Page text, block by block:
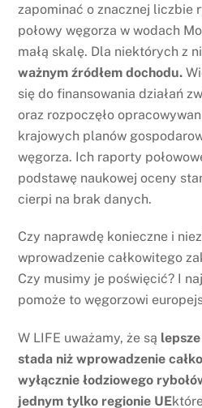
zapominać o znacznej liczbie
połowy węgorza w wodach
małą skalę. Dla niektórych z
ważnym źródłem dochodu.
się do finansowania działań
oraz rozpoczęło
krajowych planów
węgorza. Ich raporty
podstawę naukowej oceny
cierpi na brak danych.
Czy naprawdę konieczne i
wprowadzenie całkowitego
Czy musimy je poświęcić? I
pomoże to węgorzowi
W LIFE uważamy, że są
stada niż wprowadzenie
wyłącznie łodziowego
jednym tylko regionie UE